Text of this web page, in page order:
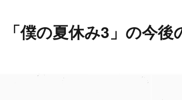
「僕の夏休み3」の今